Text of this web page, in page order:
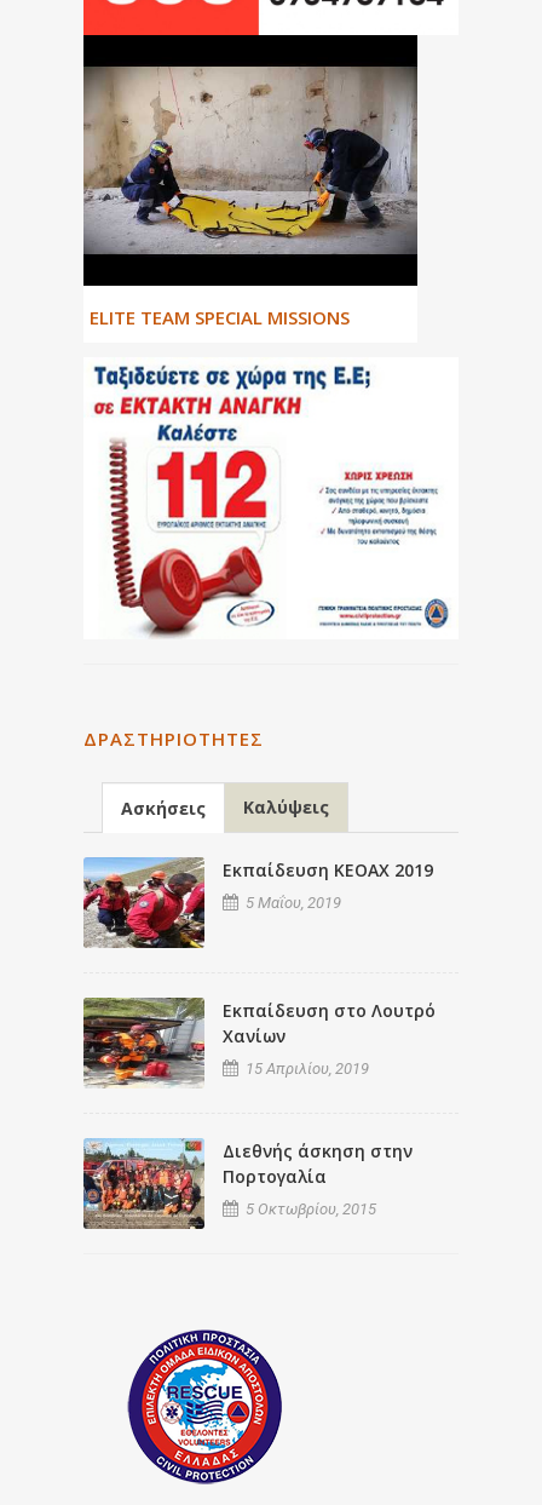
ΕLITE TEAM SPECIAL MISSIONS
ΔΡΑΣΤΗΡΙΌΤΗΤΕΣ
Ασκήσεις Καλύψεις
Εκπαίδευση ΚΕΟΑΧ 2019
5 Μαΐου, 2019
Εκπαίδευση στο Λουτρό
Χανίων
15 Απριλίου, 2019
Διεθνής άσκηση στην
Πορτογαλία
5 Οκτωβρίου, 2015